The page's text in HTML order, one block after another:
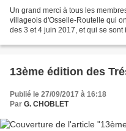
Un grand merci à tous les
villageois d'Osselle-Routelle qui
des 3 et 4 juin 2017, et qui se
13ème édition des
Publié le 27/09/2017 à 16:18
Par G. CHOBLET